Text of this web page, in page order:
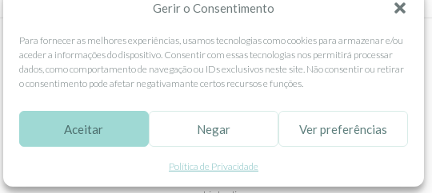
Gerir o Consentimento
Para fornecer as melhores experiências, usamos tecnologias como cookies para armazenar e/ou
aceder a informações do dispositivo. Consentir com essas tecnologias nos permitirá processar
dados, como comportamento de navegação ou IDs exclusivos neste site. Não consentir ou retirar
o consentimento pode afetar negativamante certos recursos e funções.
Aceitar Negar Ver preferências
Política de Privacidade
APOIO AO CLIENTE
Como Comprar
Pagamentos
SEGUE-NOS
Facebook
Instagram
Pinterest
X